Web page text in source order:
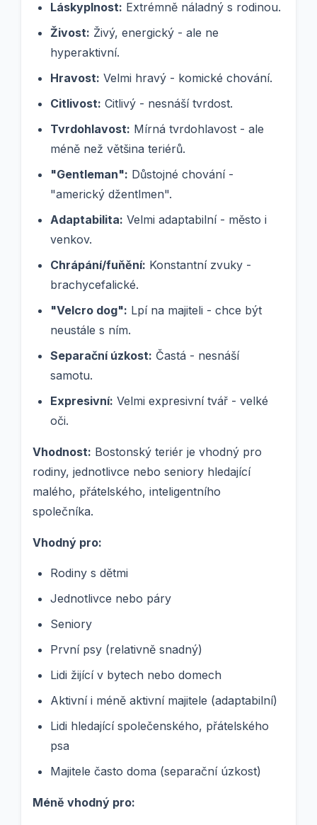
Láskyplnost: Extrémně náladný s rodinou.
Živost: Živý, energický - ale ne
hyperaktivní.
Hravost: Velmi hravý - komické chování.
Citlivost: Citlivý - nesnáší tvrdost.
Tvrdohlavost: Mírná tvrdohlavost - ale
méně než většina teriérů.
"Gentleman": Důstojné chování -
"americký džentlmen".
Adaptabilita: Velmi adaptabilní - město i
venkov.
Chrápání/fuňění: Konstantní zvuky -
brachycefalické.
"Velcro dog": Lpí na majiteli - chce být
neustále s ním.
Separační úzkost: Častá - nesnáší
samotu.
Expresivní: Velmi expresivní tvář - velké
oči.
Vhodnost: Bostonský teriér je vhodný pro
rodiny, jednotlivce nebo seniory hledající
malého, přátelského, inteligentního
společníka.
Vhodný pro:
Rodiny s dětmi
Jednotlivce nebo páry
Seniory
První psy (relativně snadný)
Lidi žijící v bytech nebo domech
Aktivní i méně aktivní majitele (adaptabilní)
Lidi hledající společenského, přátelského
psa
Majitele často doma (separační úzkost)
Méně vhodný pro: